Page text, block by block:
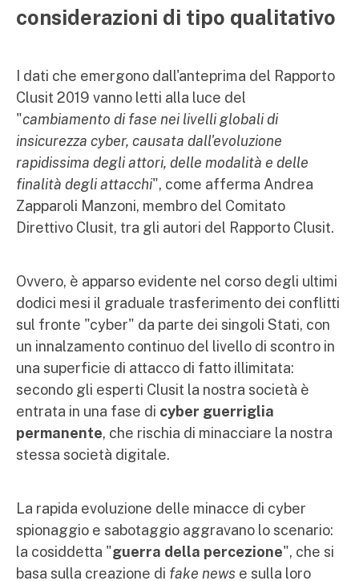
considerazioni di tipo qualitativo
I dati che emergono dall'anteprima del Rapporto
Clusit 2019 vanno letti alla luce del
"cambiamento di fase nei livelli globali di
insicurezza cyber, causata dall'evoluzione
rapidissima degli attori, delle modalità e delle
finalità degli attacchi", come afferma Andrea
Zapparoli Manzoni, membro del Comitato
Direttivo Clusit, tra gli autori del Rapporto Clusit.
Ovvero, è apparso evidente nel corso degli ultimi
dodici mesi il graduale trasferimento dei conflitti
sul fronte "cyber" da parte dei singoli Stati, con
un innalzamento continuo del livello di scontro in
una superficie di attacco di fatto illimitata:
secondo gli esperti Clusit la nostra società è
entrata in una fase di cyber guerriglia
permanente, che rischia di minacciare la nostra
stessa società digitale.
La rapida evoluzione delle minacce di cyber
spionaggio e sabotaggio aggravano lo scenario:
la cosiddetta "guerra della percezione", che si
basa sulla creazione di fake news e sulla loro